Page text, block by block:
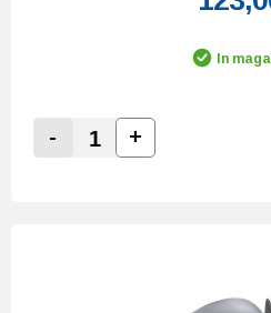
In
Decrease Quantity:
-
Increase
+